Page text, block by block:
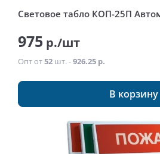
Световое табло КОП-25П
975 р./шт
Опт от52 шт. -926.25 р.
В корзину